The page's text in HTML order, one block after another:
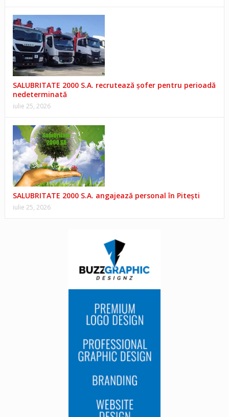
SALUBRITATE 2000 S.A. recrutează șofer pentru perioadă
nedeterminată
iulie 25, 2026
SALUBRITATE 2000 S.A. angajează personal în Pitești
iulie 25, 2026